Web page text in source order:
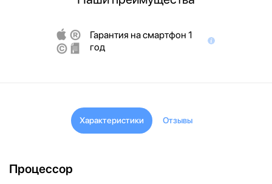
Гарантия на смартфон 1
год
Характеристики Отзывы
Процессор